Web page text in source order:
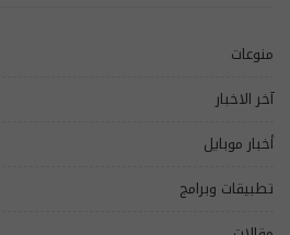
منوعات
آخر الاخبار
أخبار موبايل
تطبيقات وبرامج